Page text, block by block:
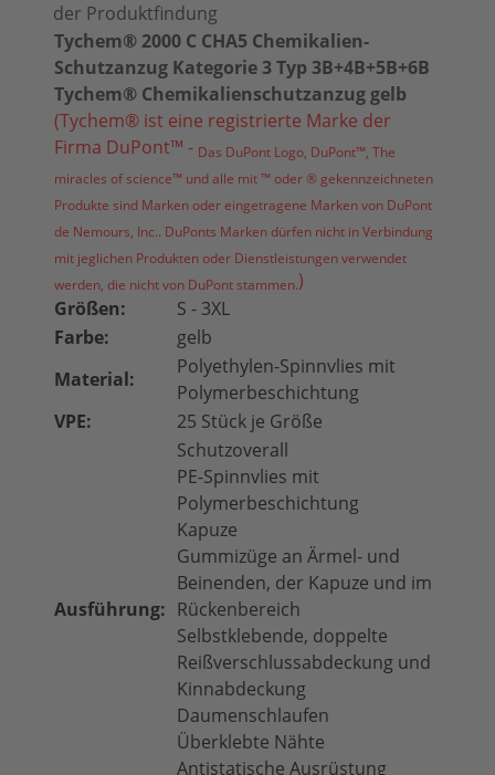
der Produktfindung
Tychem® 2000 C CHA5 Chemikalien-
Schutzanzug Kategorie 3 Typ 3B+4B+5B+6B
Tychem® Chemikalienschutzanzug gelb
(Tychem® ist eine registrierte Marke der
Firma DuPont™ - Das DuPont Logo, DuPont™, The
miracles of science™ und alle mit ™ oder ® gekennzeichneten
Produkte sind Marken oder eingetragene Marken von DuPont
de Nemours, Inc.. DuPonts Marken dürfen nicht in Verbindung
mit jeglichen Produkten oder Dienstleistungen verwendet
werden, die nicht von DuPont stammen.)
Größen:
S - 3XL
Farbe:
gelb
Material:
Polyethylen-Spinnvlies mit
Polymerbeschichtung
VPE:
25 Stück je Größe
Ausführung:
Schutzoverall
PE-Spinnvlies mit
Polymerbeschichtung
Kapuze
Gummizüge an Ärmel- und
Beinenden, der Kapuze und im
Rückenbereich
Selbstklebende, doppelte
Reißverschlussabdeckung und
Kinnabdeckung
Daumenschlaufen
Überklebte Nähte
Antistatische Ausrüstung